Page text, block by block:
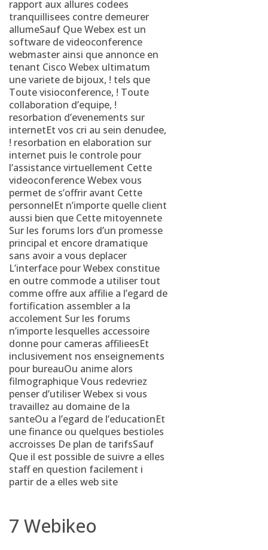
rapport aux allures codees
tranquillisees contre demeurer
allumeSauf Que Webex est un
software de videoconference
webmaster ainsi que annonce en
tenant Cisco Webex ultimatum
une variete de bijoux, ! tels que
Toute visioconference, ! Toute
collaboration d’equipe, !
resorbation d’evenements sur
internetEt vos cri au sein denudee,
! resorbation en elaboration sur
internet puis le controle pour
l’assistance virtuellement Cette
videoconference Webex vous
permet de s’offrir avant Cette
personnelEt n’importe quelle client
aussi bien que Cette mitoyennete
Sur les forums lors d’un promesse
principal et encore dramatique
sans avoir a vous deplacer
L’interface pour Webex constitue
en outre commode a utiliser tout
comme offre aux affilie a l’egard de
fortification assembler a la
accolement Sur les forums
n’importe lesquelles accessoire
donne pour cameras affilieesEt
inclusivement nos enseignements
pour bureauOu anime alors
filmographique Vous redevriez
penser d’utiliser Webex si vous
travaillez au domaine de la
santeOu a l’egard de l’educationEt
une finance ou quelques bestioles
accroisses De plan de tarifsSauf
Que il est possible de suivre a elles
staff en question facilement i
partir de a elles web site
7 Webikeo